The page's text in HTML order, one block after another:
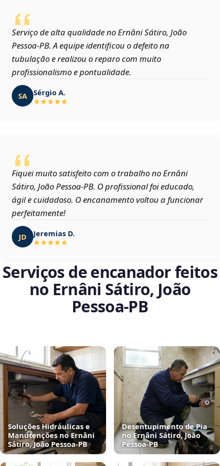
Serviço de alta qualidade no Ernâni Sátiro, João
Pessoa‑PB. A equipe identificou o defeito na
tubulação e realizou o reparo com muito
profissionalismo e pontualidade.
SA Sérgio A.
Fiquei muito satisfeito com o trabalho no Ernâni
Sátiro, João Pessoa‑PB. O profissional foi educado,
ágil e cuidadoso. O encanamento voltou a funcionar
perfeitamente!
JD Jeremias D.
Serviços de encanador feitos
no Ernâni Sátiro, João
Pessoa‑PB
Soluções Hidráulicas e
Manutenções no Ernâni
Sátiro, João Pessoa‑PB
Desentupimento de Pia
no Ernâni Sátiro, João
Pessoa‑PB